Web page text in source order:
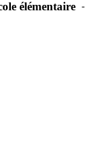
élémentaire -